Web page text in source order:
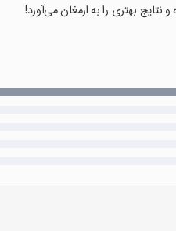
بهتری را به ارمغان می‌آورد!